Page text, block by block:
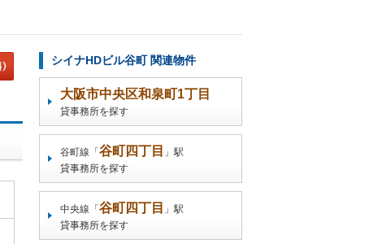
シイナHDビル谷町 関連物件
大阪市中央区和泉町1丁目
貸事務所を探す
谷町線「 谷町四丁目 」駅
貸事務所を探す
中央線「 谷町四丁目 」駅
貸事務所を探す